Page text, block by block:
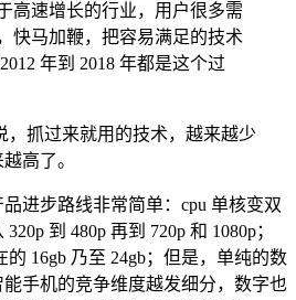
高速增长的行业，用户很多需
快马加鞭，把容易满足的技术
年到 2018 年都是这个过
，抓过来就用的技术，越来越少
高了。
进步路线非常简单：cpu 单核变双
到 480p 再到 720p 和 1080p；
的 16gb 乃至 24gb；但是，单纯的数
手机的竞争维度越发细分，数字也